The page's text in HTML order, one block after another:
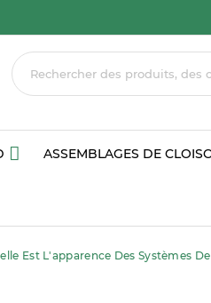
ASSEMBLAGES DE
Est L'apparence Des Systèmes